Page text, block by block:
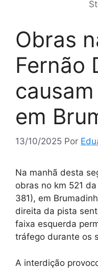
Obras
Fernão
em
13/10/2025 Por
Na manhã desta
obras no km 521
381), em
direita da pista
faixa esquerda
tráfego durante os
A interdição